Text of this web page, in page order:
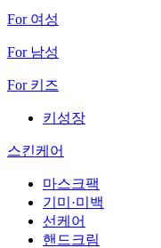
For 여성
For 남성
For 키즈
키성장
스킨케어
마스크팩
기미·미백
선케어
핸드크림